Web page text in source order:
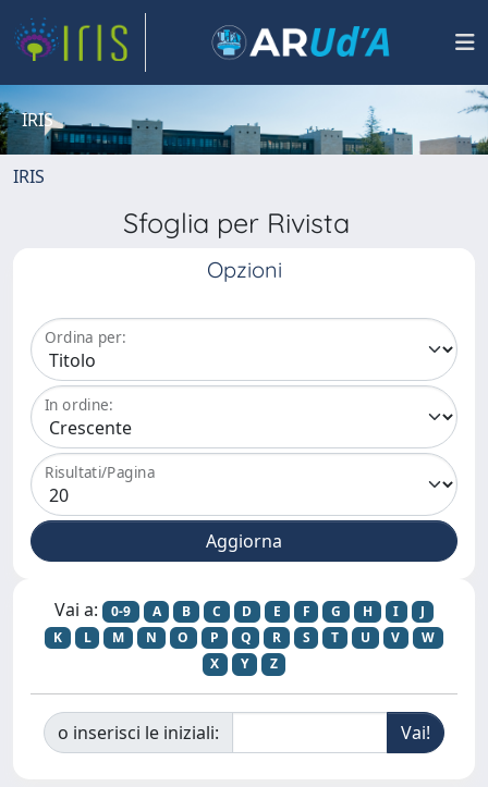
IRIS
IRIS
Sfoglia per Rivista
Opzioni
Ordina per:
In ordine:
Risultati/Pagina
Vai a: 0-9 A B C D E F G H I
J
K
L M N O P Q R S T U V
W
X
Y Z
o inserisci le iniziali: